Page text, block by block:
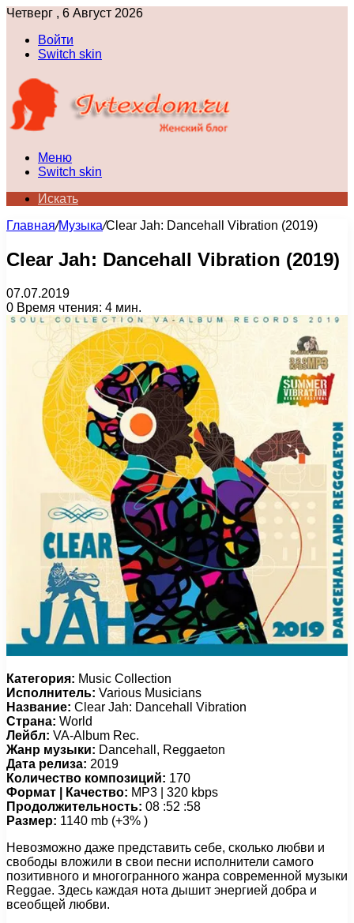
Четверг , 6 Август 2026
Войти
Switch skin
Меню
Switch skin
Искать
Главная/Музыка/Clear Jah: Dancehall Vibration (2019)
Clear Jah: Dancehall Vibration (2019)
07.07.2019
0 Время чтения: 4 мин.
Категория: Music Collection
Исполнитель: Various Musicians
Название: Clear Jah: Dancehall Vibration
Страна: World
Лейбл: VA-Album Rec.
Жанр музыки: Dancehall, Reggaeton
Дата релиза: 2019
Количество композиций: 170
Формат | Качество: MP3 | 320 kbps
Продолжительность: 08 :52 :58
Размер: 1140 mb (+3% )
Невозможно даже представить себе, сколько любви и
свободы вложили в свои песни исполнители самого
позитивного и многогранного жанра современной музыки
Reggae. Здесь каждая нота дышит энергией добра и
всеобщей любви.